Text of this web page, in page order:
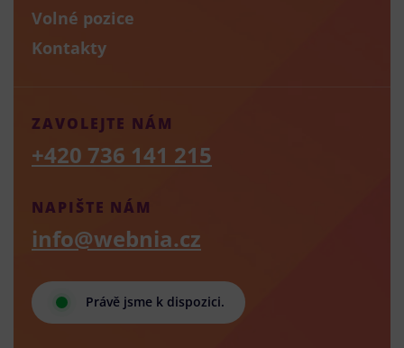
Volné pozice
Kontakty
Právě jsme k dispozici.
NAPIŠTE NÁM
info@webnia.cz
ZAVOLEJTE NÁM
+420 736 141 215